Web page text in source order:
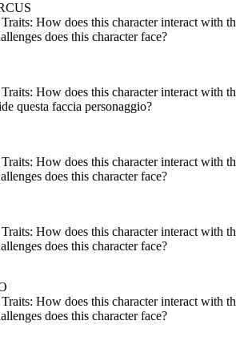
How does this character interact with
does this character face?
How does this character interact with
questa faccia personaggio?
How does this character interact with
does this character face?
How does this character interact with
does this character face?
How does this character interact with
does this character face?